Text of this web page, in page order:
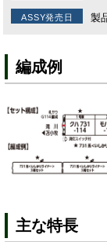
ASSY発売日 製
編成例
主な特長